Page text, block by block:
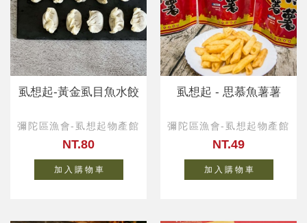
虱想起-黃金虱目魚水餃
彌陀區漁會-虱想起物產館
NT.80
加 入 購 物 車
虱想起 - 思慕魚薯薯
彌陀區漁會-虱想起物產館
NT.49
加 入 購 物 車